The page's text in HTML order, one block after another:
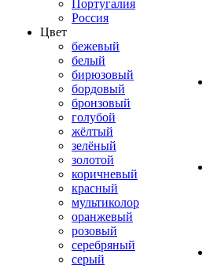
Португалия
Россия
Цвет
бежевый
белый
бирюзовый
бордовый
бронзовый
голубой
жёлтый
зелёный
золотой
коричневый
красный
мультиколор
оранжевый
розовый
серебряный
серый